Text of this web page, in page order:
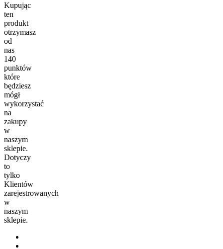
Kupując
ten
produkt
otrzymasz
od
nas
140
punktów
które
będziesz
mógł
wykorzystać
na
zakupy
w
naszym
sklepie.
Dotyczy
to
tylko
Klientów
zarejestrowanych
w
naszym
sklepie.